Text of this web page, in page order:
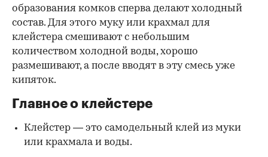
образования комков сперва делают холодный
состав. Для этого муку или крахмал для
клейстера смешивают с небольшим
количеством холодной воды, хорошо
размешивают, а после вводят в эту смесь уже
кипяток.
Главное о клейстере
Клейстер — это самодельный клей из муки
или крахмала и воды.